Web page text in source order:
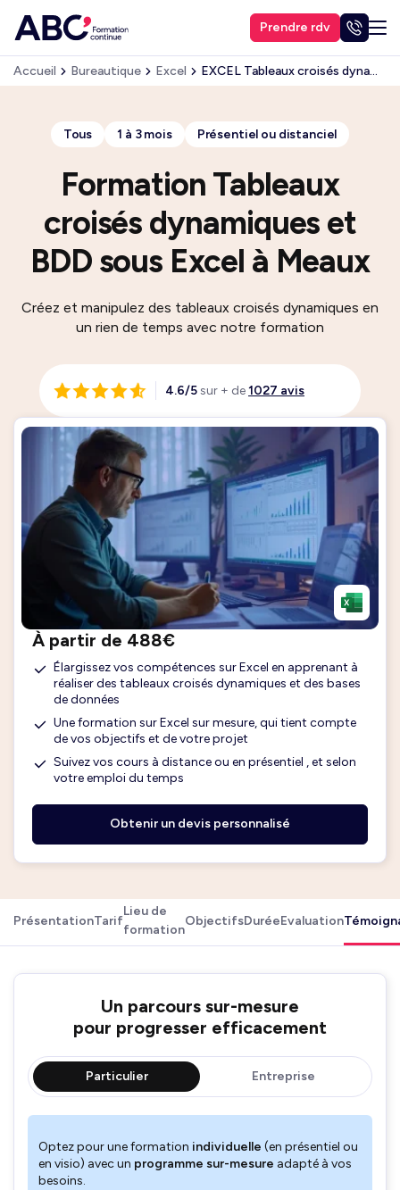
Prendre rdv
Accueil Bureautique Excel EXCEL Tableaux croisés dynamiques et bases de données
Formation Tableaux
croisés dynamiques et
BDD sous Excel à Meaux
Tous 1 à 3 mois Présentiel ou distanciel
Créez et manipulez des tableaux croisés dynamiques en
un rien de temps avec notre formation
4.6/5sur + de1027 avis
À partir de 488€
Élargissez vos compétences sur Excel en apprenant à
réaliser des tableaux croisés dynamiques et des bases
de données
Une formation sur Excel sur mesure, qui tient compte
de vos objectifs et de votre projet
Suivez vos cours à distance ou en présentiel , et selon
votre emploi du temps
Obtenir un devis personnalisé
PrésentationTarif
Lieu de
formation
ObjectifsDuréeEvaluation
Un parcours sur-mesure
pour progresser efficacement
Particulier Entreprise
Optez pour une formation individuelle (en présentiel ou
en visio) avec un programme sur-mesure adapté à vos
besoins.